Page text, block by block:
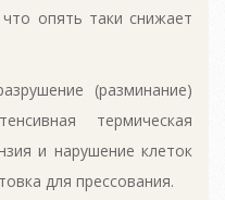
опять таки снижает
(разминание)
термическая
и нарушение клеток
для прессования.